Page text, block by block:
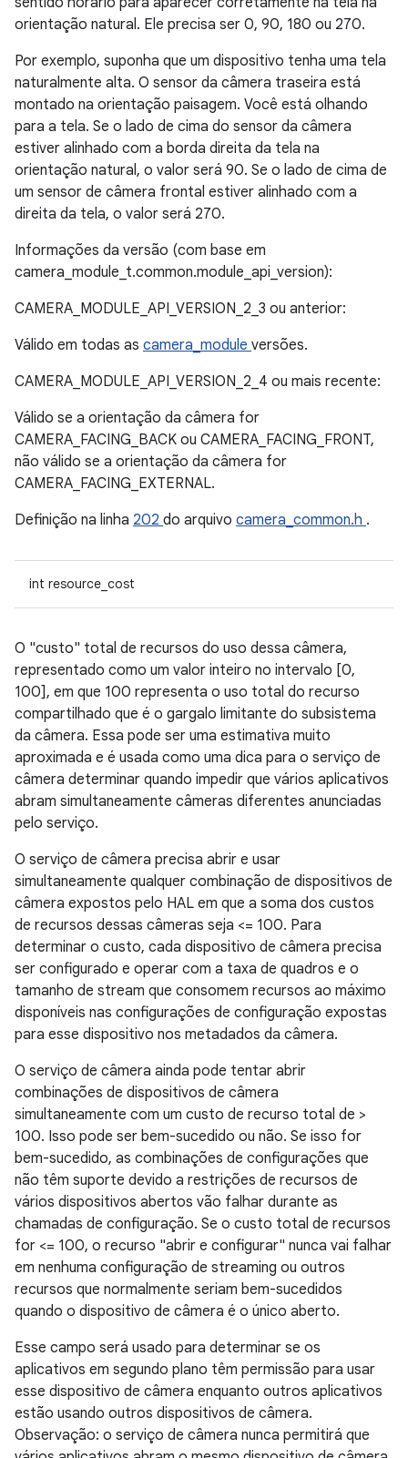
orientação natural. Ele precisa ser 0, 90, 180 ou 270.
Por exemplo, suponha que um dispositivo tenha uma tela
naturalmente alta. O sensor da câmera traseira está
montado na orientação paisagem. Você está olhando
para a tela. Se o lado de cima do sensor da câmera
estiver alinhado com a borda direita da tela na
orientação natural, o valor será 90. Se o lado de cima de
um sensor de câmera frontal estiver alinhado com a
direita da tela, o valor será 270.
Informações da versão (com base em
camera_module_t.common.module_api_version):
CAMERA_MODULE_API_VERSION_2_3 ou anterior:
Válido em todas as camera_module versões.
CAMERA_MODULE_API_VERSION_2_4 ou mais recente:
Válido se a orientação da câmera for
CAMERA_FACING_BACK ou CAMERA_FACING_FRONT,
não válido se a orientação da câmera for
CAMERA_FACING_EXTERNAL.
Definição na linha 202 do arquivo camera_common.h .
int resource_cost
O "custo" total de recursos do uso dessa câmera,
representado como um valor inteiro no intervalo [0,
100], em que 100 representa o uso total do recurso
compartilhado que é o gargalo limitante do subsistema
da câmera. Essa pode ser uma estimativa muito
aproximada e é usada como uma dica para o serviço de
câmera determinar quando impedir que vários aplicativos
abram simultaneamente câmeras diferentes anunciadas
pelo serviço.
O serviço de câmera precisa abrir e usar
simultaneamente qualquer combinação de dispositivos de
câmera expostos pelo HAL em que a soma dos custos
de recursos dessas câmeras seja <= 100. Para
determinar o custo, cada dispositivo de câmera precisa
ser configurado e operar com a taxa de quadros e o
tamanho de stream que consomem recursos ao máximo
disponíveis nas configurações de configuração expostas
para esse dispositivo nos metadados da câmera.
O serviço de câmera ainda pode tentar abrir
combinações de dispositivos de câmera
simultaneamente com um custo de recurso total de >
100. Isso pode ser bem-sucedido ou não. Se isso for
bem-sucedido, as combinações de configurações que
não têm suporte devido a restrições de recursos de
vários dispositivos abertos vão falhar durante as
chamadas de configuração. Se o custo total de recursos
for <= 100, o recurso "abrir e configurar" nunca vai falhar
em nenhuma configuração de streaming ou outros
recursos que normalmente seriam bem-sucedidos
quando o dispositivo de câmera é o único aberto.
Esse campo será usado para determinar se os
aplicativos em segundo plano têm permissão para usar
esse dispositivo de câmera enquanto outros aplicativos
estão usando outros dispositivos de câmera.
Observação: o serviço de câmera nunca permitirá que